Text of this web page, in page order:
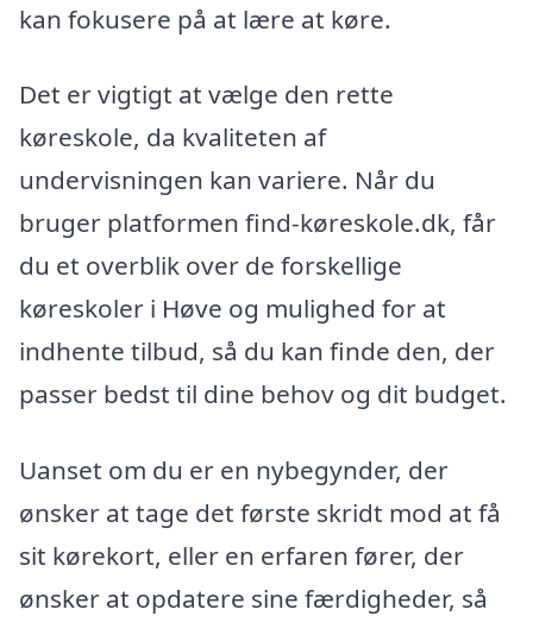
kan fokusere på at lære at køre.
Det er vigtigt at vælge den rette
køreskole, da kvaliteten af
undervisningen kan variere. Når du
bruger platformen find-køreskole.dk, får
du et overblik over de forskellige
køreskoler i Høve og mulighed for at
indhente tilbud, så du kan finde den, der
passer bedst til dine behov og dit budget.
Uanset om du er en nybegynder, der
ønsker at tage det første skridt mod at få
sit kørekort, eller en erfaren fører, der
ønsker at opdatere sine færdigheder, så